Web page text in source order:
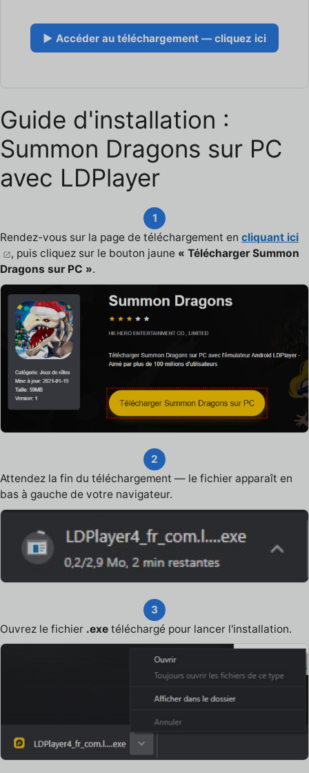
▶ Accéder au téléchargement — cliquez ici
Guide d'installation :
Summon Dragons sur PC
avec LDPlayer
1
Rendez-vous sur la page de téléchargement en cliquant ici
, puis cliquez sur le bouton jaune « Télécharger Summon
Dragons sur PC ».
2
Attendez la fin du téléchargement — le fichier apparaît en
bas à gauche de votre navigateur.
3
Ouvrez le fichier .exe téléchargé pour lancer l'installation.